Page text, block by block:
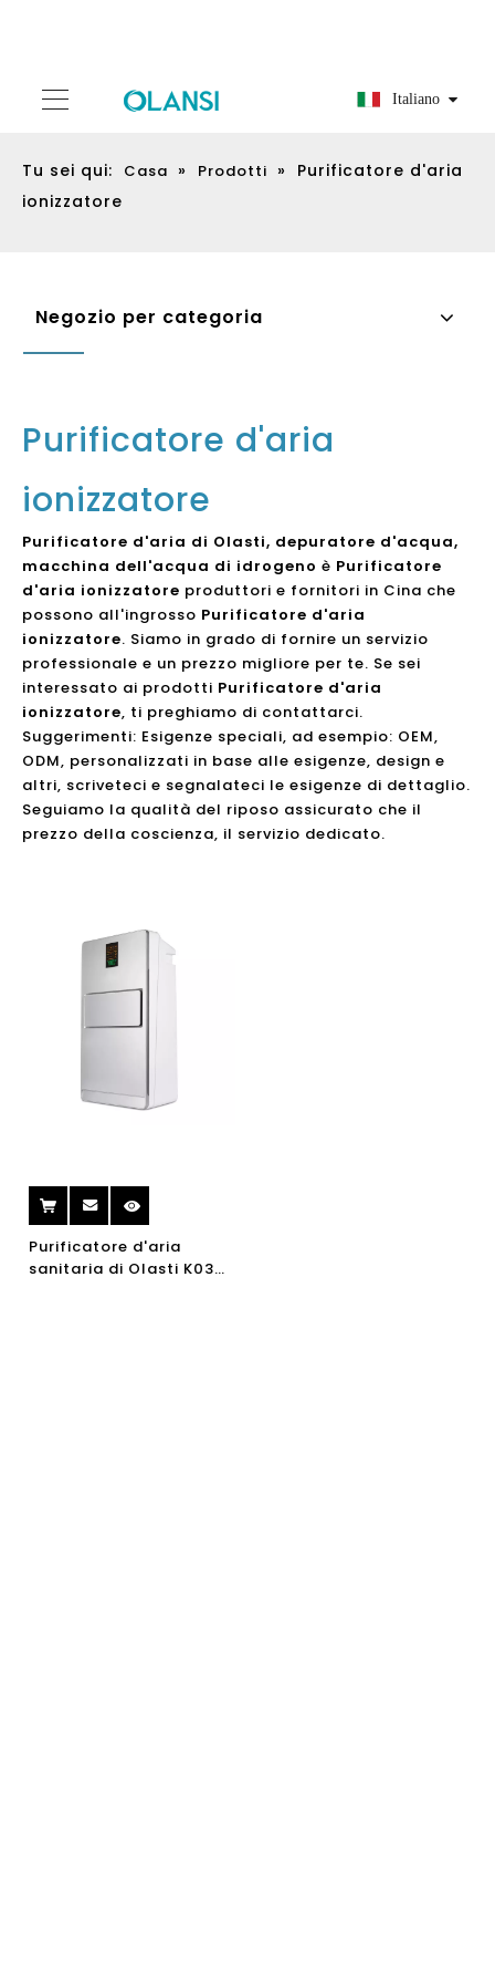
Italiano
Tu sei qui: Casa » Prodotti »
Purificatore d'aria
ionizzatore
Negozio per categoria
Purificatore d'aria
ionizzatore
Purificatore d'aria di Olasti, depuratore d'acqua,
macchina dell'acqua di idrogeno è Purificatore
d'aria ionizzatore produttori e fornitori in Cina che
possono all'ingrosso Purificatore d'aria
ionizzatore. Siamo in grado di fornire un servizio
professionale e un prezzo migliore per te. Se sei
interessato ai prodotti Purificatore d'aria
ionizzatore, ti preghiamo di contattarci.
Suggerimenti: Esigenze speciali, ad esempio: OEM,
ODM, personalizzati in base alle esigenze, design e
altri, scriveteci e segnalateci le esigenze di dettaglio.
Seguiamo la qualità del riposo assicurato che il
prezzo della coscienza, il servizio dedicato.
Purificatore d'aria
sanitaria di Olasti K03